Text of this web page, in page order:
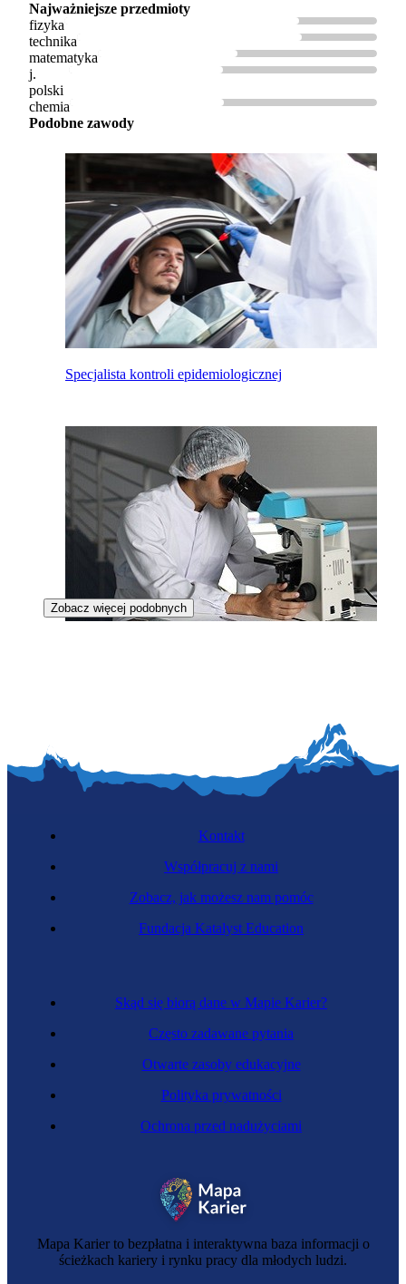
Najważniejsze przedmioty
fizyka
technika
matematyka
j.
polski
chemia
Podobne zawody
Specjalista kontroli epidemiologicznej
Specjalista do spraw konsultingu
Specjalista wyceny własności intelektualnej
Zobacz więcej podobnych
Mapa Karier to bezpłatna i interaktywna baza informacji o
ścieżkach kariery i rynku pracy dla młodych ludzi.
Skąd się biorą dane w Mapie Karier?
Często zadawane pytania
Otwarte zasoby edukacyjne
Polityka prywatności
Ochrona przed nadużyciami
Kontakt
Współpracuj z nami
Zobacz, jak możesz nam pomóc
Fundacja Katalyst Education